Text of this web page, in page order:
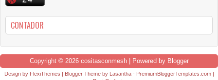
CONTADOR
Copyright © 2026 cositasconmesh| Powered by Blogger
Design by FlexiThemes | Blogger Theme by Lasantha- PremiumBloggerTemplates.com|